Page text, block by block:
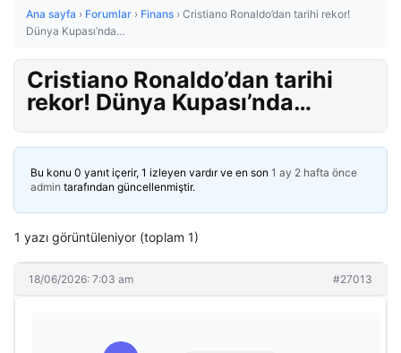
Ana sayfa › Forumlar › Finans › Cristiano Ronaldo’dan tarihi rekor!
Dünya Kupası’nda…
Cristiano Ronaldo’dan tarihi
rekor! Dünya Kupası’nda…
Bu konu 0 yanıt içerir, 1 izleyen vardır ve en son 1 ay 2 hafta önce
admin tarafından güncellenmiştir.
1 yazı görüntüleniyor (toplam 1)
18/06/2026: 7:03 am #27013